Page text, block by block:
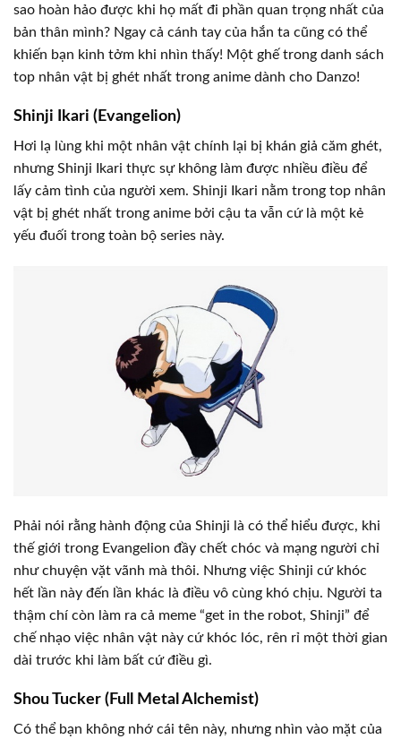
sao hoàn hảo được khi họ mất đi phần quan trọng nhất của
bản thân mình? Ngay cả cánh tay của hắn ta cũng có thể
khiến bạn kinh tởm khi nhìn thấy! Một ghế trong danh sách
top nhân vật bị ghét nhất trong anime dành cho Danzo!
Shinji Ikari (Evangelion)
Hơi lạ lùng khi một nhân vật chính lại bị khán giả căm ghét,
nhưng Shinji Ikari thực sự không làm được nhiều điều để
lấy cảm tình của người xem. Shinji Ikari nằm trong top nhân
vật bị ghét nhất trong anime bởi cậu ta vẫn cứ là một kẻ
yếu đuối trong toàn bộ series này.
Phải nói rằng hành động của Shinji là có thể hiểu được, khi
thế giới trong Evangelion đầy chết chóc và mạng người chỉ
như chuyện vặt vãnh mà thôi. Nhưng việc Shinji cứ khóc
hết lần này đến lần khác là điều vô cùng khó chịu. Người ta
thậm chí còn làm ra cả meme “get in the robot, Shinji” để
chế nhạo việc nhân vật này cứ khóc lóc, rên rỉ một thời gian
dài trước khi làm bất cứ điều gì.
Shou Tucker (Full Metal Alchemist)
Có thể bạn không nhớ cái tên này, nhưng nhìn vào mặt của